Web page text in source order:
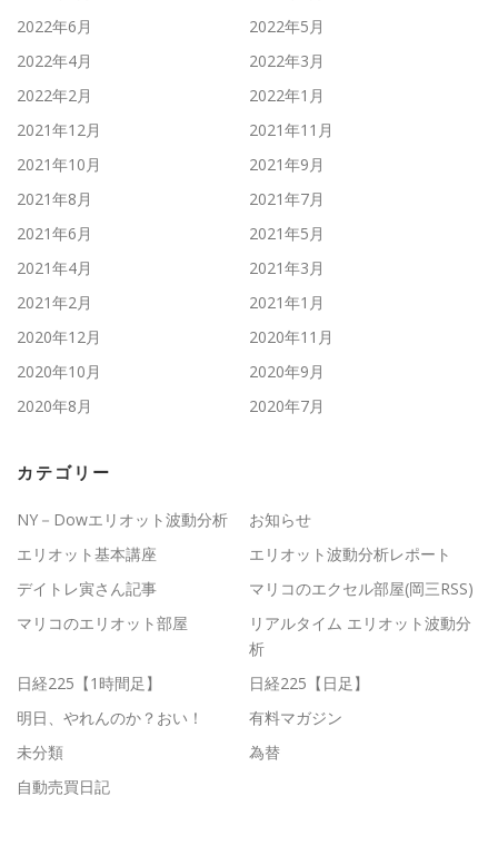
2022年6月
2022年5月
2022年4月
2022年3月
2022年2月
2022年1月
2021年12月
2021年11月
2021年10月
2021年9月
2021年8月
2021年7月
2021年6月
2021年5月
2021年4月
2021年3月
2021年2月
2021年1月
2020年12月
2020年11月
2020年10月
2020年9月
2020年8月
2020年7月
カテゴリー
NY－Dowエリオット波動分析
お知らせ
エリオット基本講座
エリオット波動分析レポート
デイトレ寅さん記事
マリコのエクセル部屋(岡三RSS)
マリコのエリオット部屋
リアルタイム エリオット波動分
析
日経225【1時間足】
日経225【日足】
明日、やれんのか？おい！
有料マガジン
未分類
為替
自動売買日記